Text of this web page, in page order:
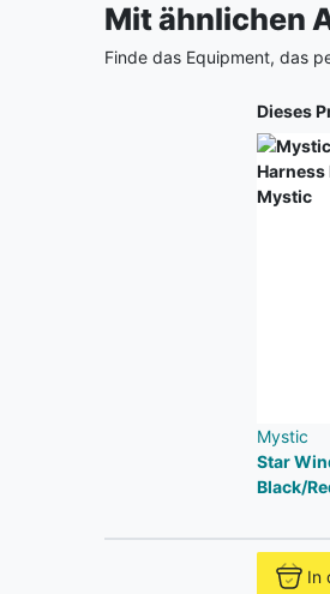
Mit ähnlichen
Finde das Equipment, das
Dieses
Mystic
Star
Black/
In